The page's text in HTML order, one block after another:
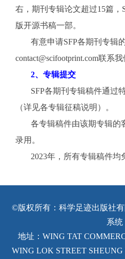
右，期刊专辑论文超过15篇，
版开源书稿一部。
有意申请SFP各期刊专辑
contact@scifootprint.com联系我
2、专辑提交
SFP各期刊专辑稿件通过
（详见各专辑征稿说明）。
各专辑稿件由该期专辑的
录用。
2023年，所有专辑稿件均
©版权所有：科学足迹出版社
系统
地址：WING TAT
WING LOK STREET